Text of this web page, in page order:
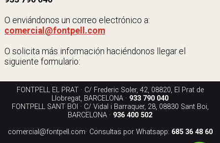
O enviándonos un correo electrónico a:
comercial@fontpell.com
O solicita más información haciéndonos llegar el
siguiente formulario:
FONTPELL EL PRAT · C/ Frederic Soler, 42, 08820, El Prat de
Llobregat, BARCELONA · 933 790 040
FONTPELL SANT BOI · C/ Vidal i Barraquer, 28, 08830 Sant Boi,
BARCELONA · 936 400 502
comercial@fontpell.com· Consultas por Whatsapp: 685 36 48 60